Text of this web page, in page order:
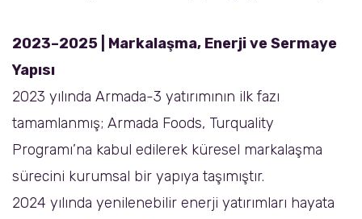
2023–2025 | Markalaşma, Enerji ve Sermaye
Yapısı
2023 yılında Armada-3 yatırımının ilk fazı
tamamlanmış; Armada Foods, Turquality
Programı’na kabul edilerek küresel markalaşma
sürecini kurumsal bir yapıya taşımıştır.
2024 yılında yenilenebilir enerji yatırımları hayata